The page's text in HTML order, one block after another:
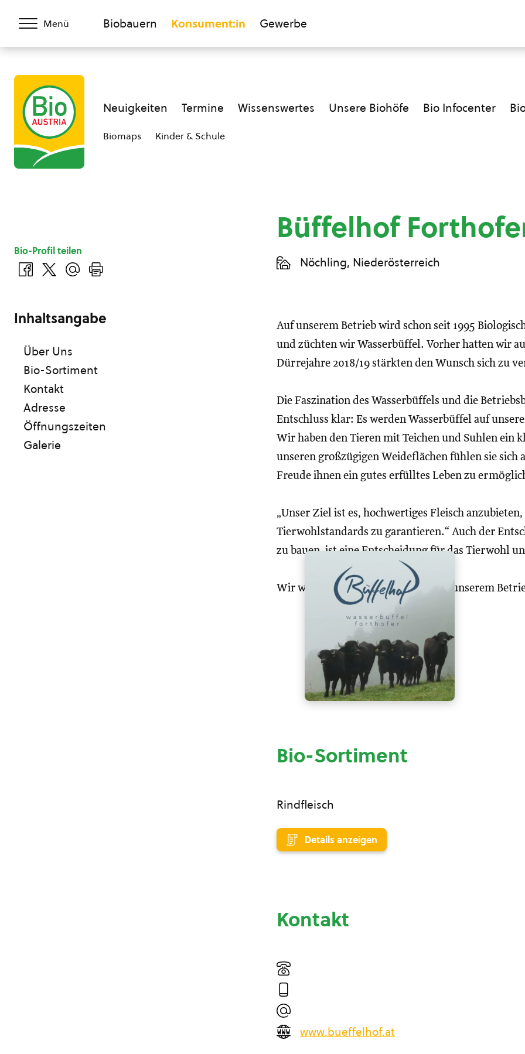
Menü Biobauern Konsument:in Gewerbe
Neuigkeiten Termine Wissenswertes Unsere Biohöfe Bio Infocenter
Biomaps Kinder & Schule
Büffelhof
Nöchling, Niederösterreich
Auf unserem Betrieb wird schon seit 1995
und züchten wir Wasserbüffel. Vorher hatten wir
Dürrejahre 2018/19 stärkten den Wunsch sich zu
Die Faszination des Wasserbüffels und die
Entschluss klar: Es werden Wasserbüffel auf
Wir haben den Tieren mit Teichen und Suhlen ein
unseren großzügigen Weideflächen fühlen sie sich
Freude ihnen ein gutes erfülltes Leben zu
„Unser Ziel ist es, hochwertiges Fleisch
Tierwohlstandards zu garantieren.“ Auch der
zu bauen, ist eine Entscheidung für das Tierwohl
Wir würden uns freuen, Sie bald auf unserem
Bio-Sortiment
Rindfleisch
Details anzeigen
Kontakt
www.bueffelhof.at
Bio-Profil teilen
Inhaltsangabe
Über Uns
Bio-Sortiment
Kontakt
Adresse
Öffnungszeiten
Galerie